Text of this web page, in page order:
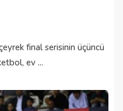
final serisinin üçüncü
ev ...